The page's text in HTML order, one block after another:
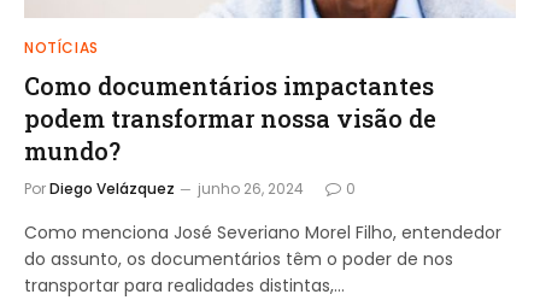
NOTÍCIAS
Como documentários impactantes
podem transformar nossa visão de
mundo?
PorDiego Velázquez junho 26, 2024 0
Como menciona José Severiano Morel Filho, entendedor
do assunto, os documentários têm o poder de nos
transportar para realidades distintas,…